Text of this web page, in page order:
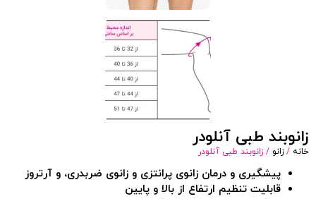
زانوبند طبی آنلودر
خانه / زانو / زانوبند طبی آنلودر
پیشگیری و درمان زانوی پرانتزی و زانوی ضربدری، و آرتروز
قابلیت تنظیم ارتفاع از بالا و پایین